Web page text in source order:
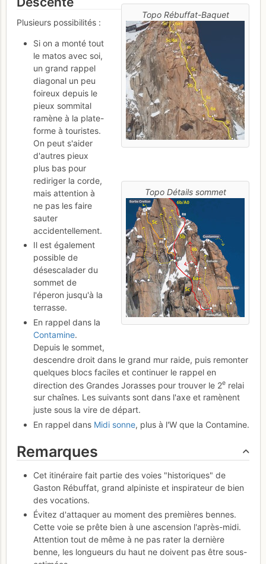
Topo Rébuffat-Baquet
Topo Détails sommet
Plusieurs possibilités :
Si on a monté tout
le matos avec soi,
un grand rappel
diagonal un peu
foireux depuis le
pieux sommital
ramène à la plate-
forme à touristes.
On peut s'aider
d'autres pieux
plus bas pour
rediriger la corde,
mais attention à
ne pas les faire
sauter
accidentellement.
Il est également
possible de
désescalader du
sommet de
l'éperon jusqu'à la
terrasse.
En rappel dans la
Contamine.
Depuis le sommet,
descendre droit dans le grand mur raide, puis remonter
quelques blocs faciles et continuer le rappel en
direction des Grandes Jorasses pour trouver le 2e relai
sur chaînes. Les suivants sont dans l'axe et ramènent
juste sous la vire de départ.
En rappel dans Midi sonne, plus à l'W que la Contamine.
Remarques
Cet itinéraire fait partie des voies "historiques" de
Gaston Rébuffat, grand alpiniste et inspirateur de bien
des vocations.
Évitez d'attaquer au moment des premières bennes.
Cette voie se prête bien à une ascension l'après-midi.
Attention tout de même à ne pas rater la dernière
benne, les longueurs du haut ne doivent pas être sous-